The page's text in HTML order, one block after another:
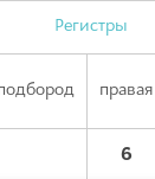
Регистры
правая
6